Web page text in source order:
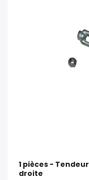
1 pièces -
droite